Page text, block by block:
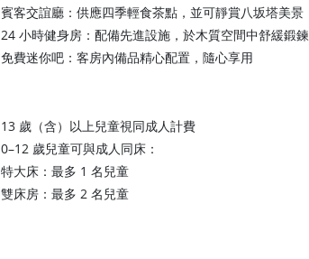
賓客交誼廳：供應四季輕食茶點，並可靜賞八坂塔美景
24 小時健身房：配備先進設施，於木質空間中舒緩鍛鍊
免費迷你吧：客房內備品精心配置，隨心享用
13 歲（含）以上兒童視同成人計費
0–12 歲兒童可與成人同床：
特大床：最多 1 名兒童
雙床房：最多 2 名兒童